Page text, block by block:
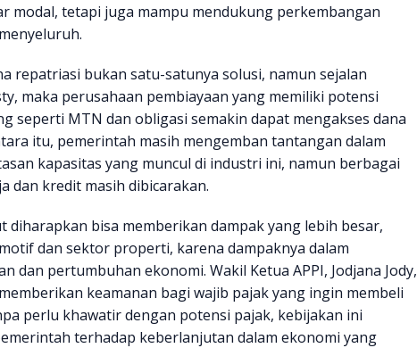
modal, tetapi juga mampu mendukung perkembangan
repatriasi bukan satu-satunya solusi, namun sejalan
maka perusahaan pembiayaan yang memiliki potensi
seperti MTN dan obligasi semakin dapat mengakses dana
itu, pemerintah masih mengemban tantangan dalam
kapasitas yang muncul di industri ini, namun berbagai
dan kredit masih dibicarakan.
diharapkan bisa memberikan dampak yang lebih besar,
dan sektor properti, karena dampaknya dalam
dan pertumbuhan ekonomi. Wakil Ketua APPI, Jodjana Jody,
keamanan bagi wajib pajak yang ingin membeli
perlu khawatir dengan potensi pajak, kebijakan ini
terhadap keberlanjutan dalam ekonomi yang